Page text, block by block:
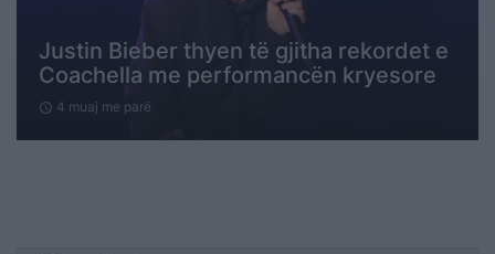
Justin Bieber thyen të gjitha rekordet e
Coachella me performancën kryesore
schedule 4 muaj me parë